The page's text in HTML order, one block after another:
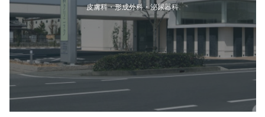
皮膚科・形成外科・泌尿器科